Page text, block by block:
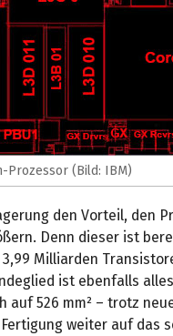
Prozessor (Bild: IBM)
den Vorteil, den
Denn dieser ist
3,99 Milliarden
ist ebenfalls
auf 526 mm² – trotz
weiter auf das